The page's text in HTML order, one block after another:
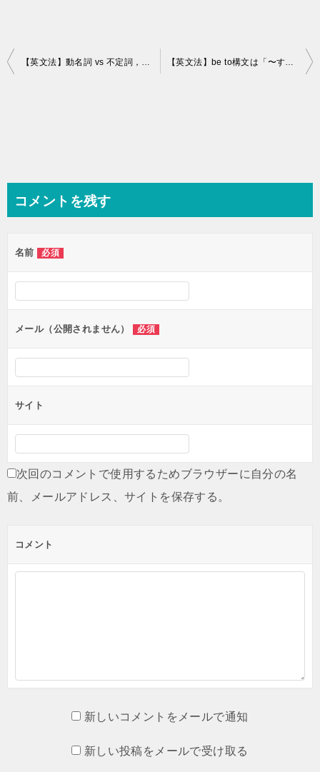
投
シ
ョ
【英文法】動名詞 vs 不定詞，判断するのは簡単！? 【英文法】be to構文は「〜することになっている」と訳すと全て解決する
コメントを残す
名前 必須
メール（公開されません） 必須
サイト
次回のコメントで使用するためブラウザーに自分の名
前、メールアドレス、サイトを保存する。
コメント
新しいコメントをメールで通知
新しい投稿をメールで受け取る